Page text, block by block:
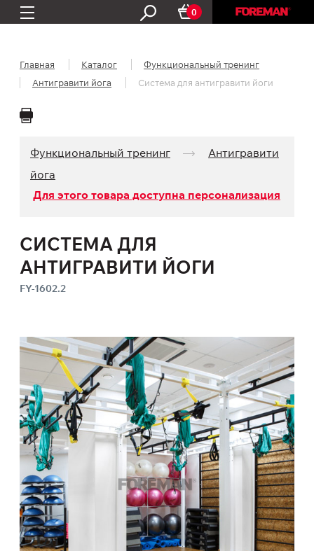
0
Главная Каталог
Функциональный тренинг
Антигравити йога
Система для антигравити йоги
Функциональный тренинг
Антигравити
йога
Для этого товара доступна персонализация
СИСТЕМА ДЛЯ
АНТИГРАВИТИ ЙОГИ
FY-1602.2